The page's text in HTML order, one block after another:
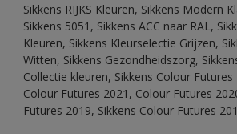
Sikkens RIJKS Kleuren, Sikkens Modern
Sikkens 5051, Sikkens ACC naar RAL,
Kleuren, Sikkens Kleurselectie Grijzen,
Witten, Sikkens Gezondheidszorg,
Collectie kleuren, Sikkens Colour Futures
Colour Futures 2021, Colour Futures
Futures 2019, Sikkens Colour Futures